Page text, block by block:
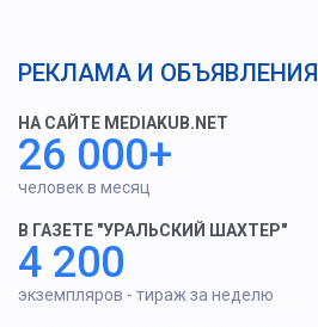
РЕКЛАМА И ОБЪЯВЛЕНИЯ
НА САЙТЕ MEDIAKUB.NET
26 000+
человек в месяц
В ГАЗЕТЕ "УРАЛЬСКИЙ ШАХТЕР"
4 200
экземпляров - тираж за неделю